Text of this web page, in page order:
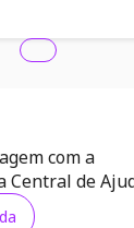
com a
Central de